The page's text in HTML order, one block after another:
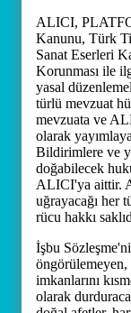
ALICI,
Kanunu, Türk
Sanat Eserleri
Korunması ile
yasal
türlü mevzuat
mevzuata ve
olarak
Bildirimlere ve
doğabilecek
ALICI'ya aittir.
uğrayacağı her
rücu hakkı
İşbu
öngörülemeyen,
imkanlarını
olarak